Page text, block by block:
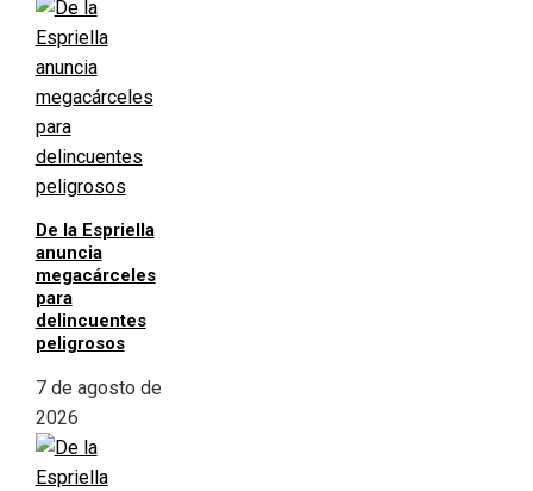
De la Espriella
anuncia
megacárceles
para
delincuentes
peligrosos
7 de agosto de
2026